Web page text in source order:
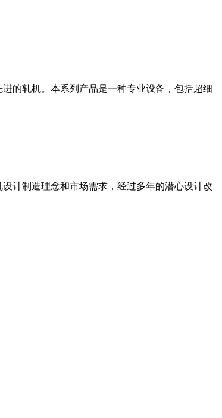
的轧机。本系列产品是一种专业设备，包括超细
计制造理念和市场需求，经过多年的潜心设计改